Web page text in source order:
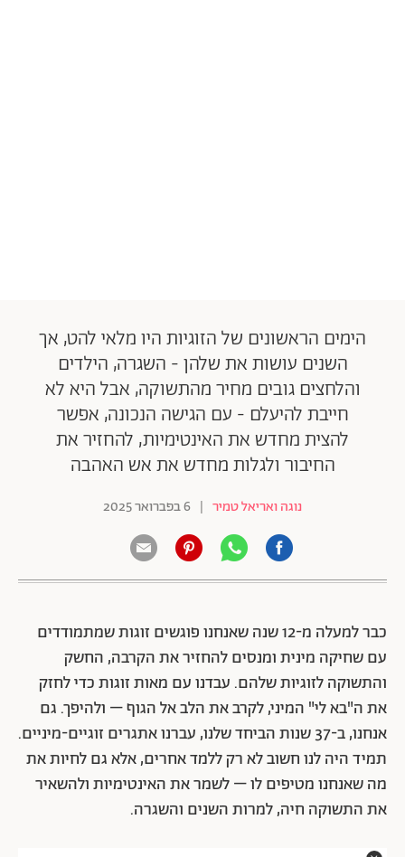
הימים הראשונים של הזוגיות היו מלאי להט, אך
השנים עושות את שלהן - השגרה, הילדים
והלחצים גובים מחיר מהתשוקה, אבל היא לא
חייבת להיעלם - עם הגישה הנכונה, אפשר
להצית מחדש את האינטימיות, להחזיר את
החיבור ולגלות מחדש את אש האהבה
נוגה ואריאל טמיר | 6 בפברואר 2025
כבר למעלה מ-12 שנה שאנחנו פוגשים זוגות שמתמודדים
עם שחיקה מינית ומנסים להחזיר את הקרבה, החשק
והתשוקה לזוגיות שלהם. עבדנו עם מאות זוגות כדי לחזק
את ה"בא לי" המיני, לקרב את הלב אל הגוף – ולהיפך. גם
אנחנו, ב-37 שנות הביחד שלנו, עברנו אתגרים זוגיים-מיניים.
תמיד היה לנו חשוב לא רק ללמד אחרים, אלא גם לחיות את
מה שאנחנו מטיפים לו – לשמר את האינטימיות ולהשאיר
את התשוקה חיה, למרות השנים והשגרה.